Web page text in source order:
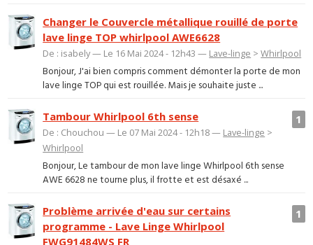
Changer le Couvercle métallique rouillé de porte
lave linge TOP whirlpool AWE6628
De : isabely — Le 16 Mai 2024 - 12h43 — Lave-linge >Whirlpool
Bonjour, J'ai bien compris comment démonter la porte de mon
lave linge TOP qui est rouillée. Mais je souhaite juste ...
1
Tambour Whirlpool 6th sense
De : Chouchou — Le 07 Mai 2024 - 12h18 — Lave-linge >
Whirlpool
Bonjour, Le tambour de mon lave linge Whirlpool 6th sense
AWE 6628 ne tourne plus, il frotte et est désaxé ...
1
Problème arrivée d'eau sur certains
programme - Lave Linge Whirlpool
FWG91484WS FR